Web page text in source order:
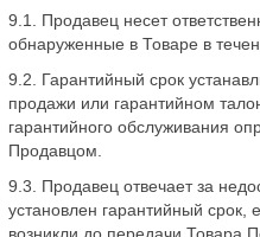
9.1. Продавец несет
обнаруженные в Товаре в
9.2. Гарантийный срок
продажи или гарантийном
гарантийного обслуживания
Продавцом.
9.3. Продавец отвечает за
установлен гарантийный срок,